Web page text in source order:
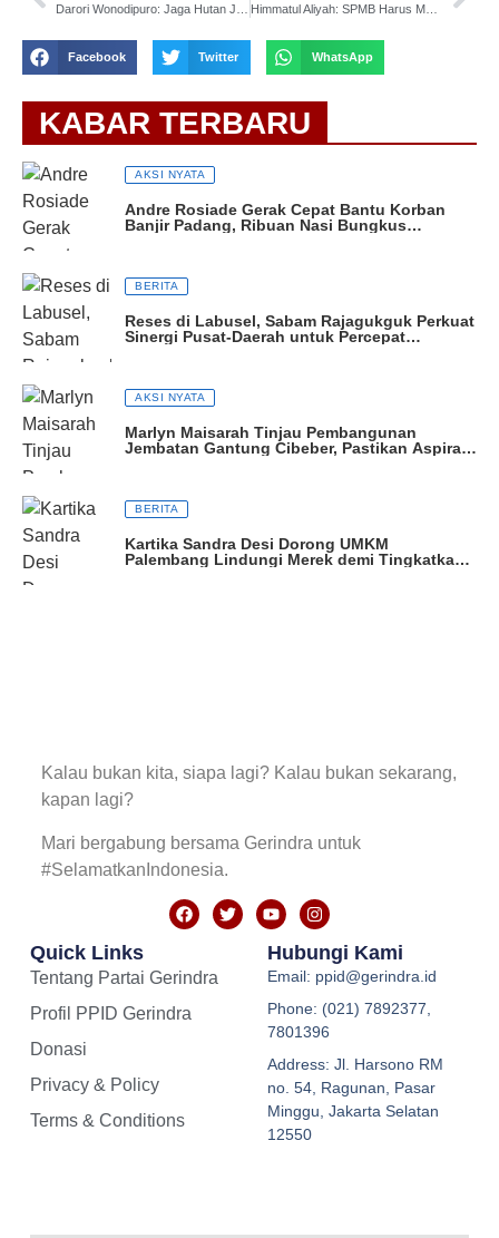
Himmatul Aliyah: SPMB Harus Menjamin Akses Pendidikan Tinggi untuk Semua
Facebook Twitter WhatsApp
KABAR TERBARU
AKSI NYATA
Andre Rosiade Gerak Cepat Bantu Korban
Banjir Padang, Ribuan Nasi Bungkus
BERITA
Reses di Labusel, Sabam Rajagukguk Perkuat
Sinergi Pusat-Daerah untuk Percepat
AKSI NYATA
Marlyn Maisarah Tinjau Pembangunan
Jembatan Gantung Cibeber, Pastikan Aspirasi
BERITA
Kartika Sandra Desi Dorong UMKM
Palembang Lindungi Merek demi Tingkatkan
Kalau bukan kita, siapa lagi? Kalau bukan sekarang,
kapan lagi?
Mari bergabung bersama Gerindra untuk
#SelamatkanIndonesia.
Quick Links
Tentang Partai Gerindra
Profil PPID Gerindra
Donasi
Privacy & Policy
Terms & Conditions
Hubungi Kami
Email: ppid@gerindra.id
Phone: (021) 7892377,
7801396
Address: Jl. Harsono RM
no. 54, Ragunan, Pasar
Minggu, Jakarta Selatan
12550